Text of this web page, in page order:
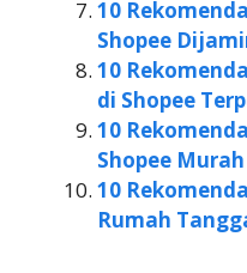
10
Shopee
10
di Shopee
10
Shopee Murah
10
Rumah